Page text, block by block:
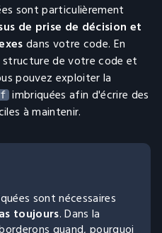
sont particulièrement
de prise de décision et
dans votre code. En
de votre code et
pouvez exploiter la
imbriquées afin d'écrire des
à maintenir.
sont nécessaires
toujours. Dans la